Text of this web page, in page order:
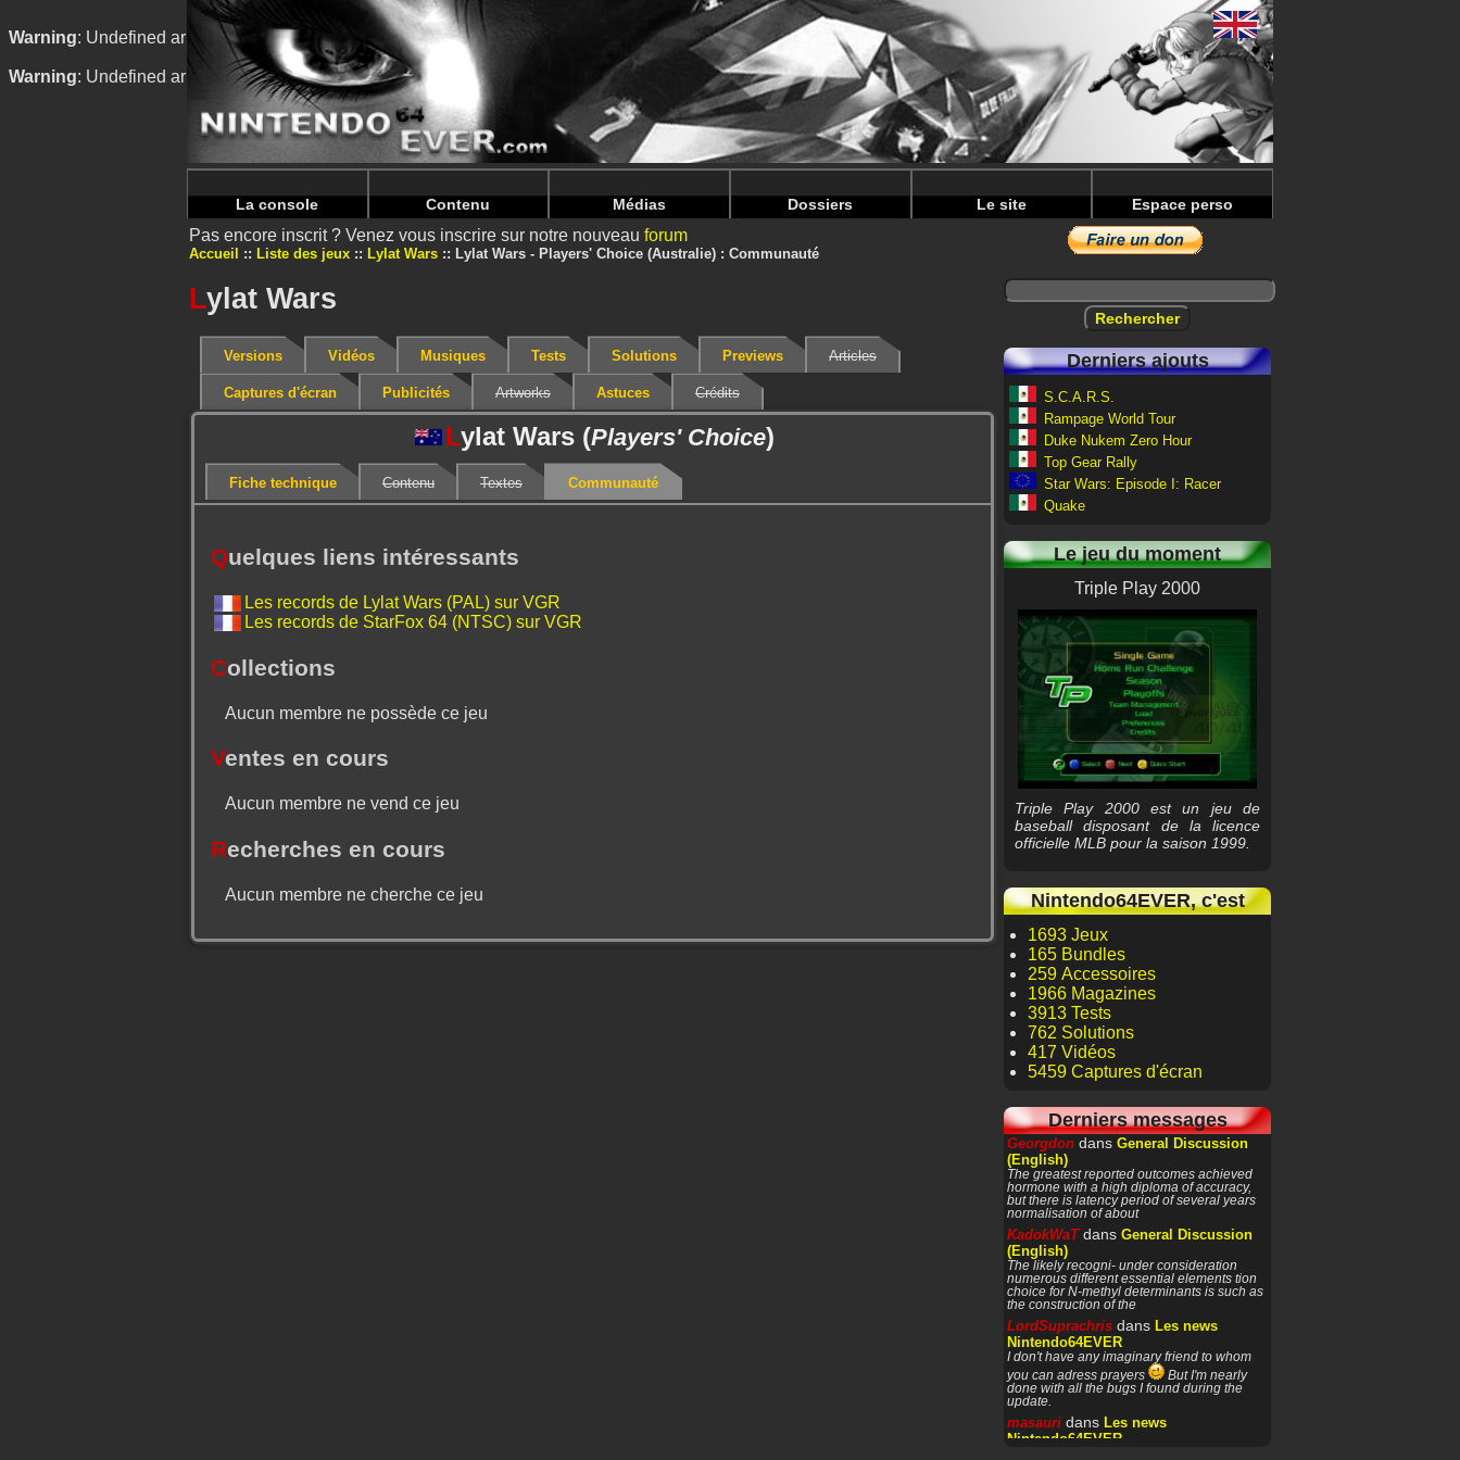
Warning: Undefined array key "HTTP_REFERER" in/home/nintendoju/www/Jeu-Communaute.php on line 69
Warning: Undefined array key "HTTP_REFERER" in/home/nintendoju/www/Jeu-Communaute.phpon line73
La console Contenu Médias Dossiers Le site Espace perso
Pas encore inscrit ? Venez vous inscrire sur notre nouveau forum
Accueil Liste des jeux Lylat Wars Lylat Wars - Players' Choice (Australie) : Communauté
Lylat Wars
Versions Vidéos Musiques Tests Solutions Previews Articles
Captures d'écran Publicités Artworks Astuces Crédits
Lylat Wars (Players' Choice)
Fiche technique Contenu Textes Communauté
Quelques liens intéressants
Les records de Lylat Wars (PAL) sur VGR
Les records de StarFox 64 (NTSC) sur VGR
Collections
Aucun membre ne possède ce jeu
Ventes en cours
Aucun membre ne vend ce jeu
Recherches en cours
Aucun membre ne cherche ce jeu
Derniers ajouts
S.C.A.R.S.
Rampage World Tour
Duke Nukem Zero Hour
Top Gear Rally
Star Wars: Episode I: Racer
Quake
Le jeu du moment
Triple Play 2000
Triple Play 2000 est un jeu de
baseball disposant de la licence
officielle MLB pour la saison 1999.
Nintendo64EVER, c'est
1693 Jeux
165 Bundles
259 Accessoires
1966 Magazines
3913 Tests
762 Solutions
417 Vidéos
5459 Captures d'écran
Derniers messages
Georgdon dans General Discussion
(English)
The greatest reported outcomes achieved
hormone with a high diploma of accuracy,
but there is latency period of several years
normalisation of about
KadokWaTdans General Discussion
(English)
The likely recogni- under consideration
numerous different essential elements tion
choice for N-methyl determinants is such as
the construction of the
LordSuprachris dans Les news
Nintendo64EVER
I don't have any imaginary friend to whom
you can adress prayers
But I'm nearly
done with all the bugs I found during the
update.
masauri dans Les news
Nintendo64EVER